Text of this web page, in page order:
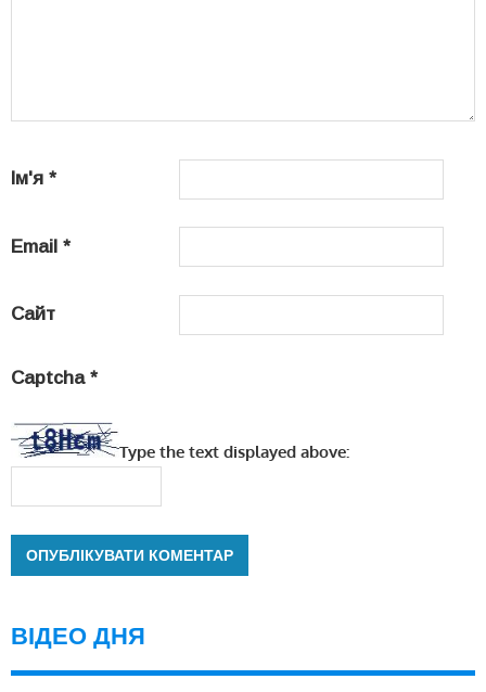
Ім'я *
Email *
Сайт
Captcha *
Type the text displayed above:
ВІДЕО ДНЯ